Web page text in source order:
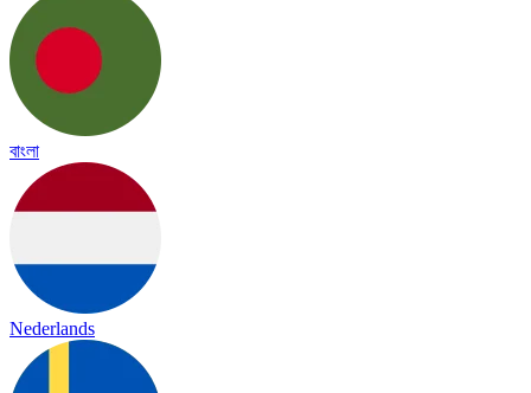
বাংলা
Nederlands